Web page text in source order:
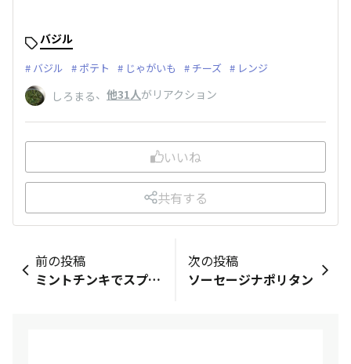
バジル
バジル ポテト じゃがいも チーズ レンジ
しろまる、 他31人がリアクション
いいね
共有する
前の投稿
ミントチンキでスプレーを
次の投稿
ソーセージナポリタン